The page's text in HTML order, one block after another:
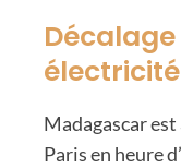
électricité
Madagascar est
Paris en heure